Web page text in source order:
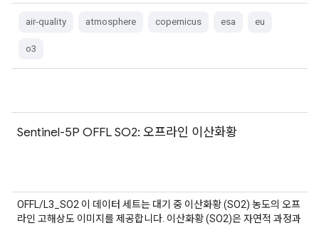
air-quality atmosphere copernicus esa eu
o3
Sentinel-5P OFFL SO2: 오프라인 이산화황
OFFL/L3_SO2 이 데이터 세트는 대기 중 이산화황 (SO2) 농도의 오프
라인 고해상도 이미지를 제공합니다. 이산화황 (SO2)은 자연적 과정과